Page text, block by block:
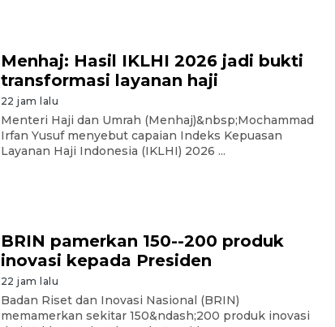
Menhaj: Hasil IKLHI 2026 jadi bukti
transformasi layanan haji
22 jam lalu
Menteri Haji dan Umrah (Menhaj)&nbsp;Mochammad
Irfan Yusuf menyebut capaian Indeks Kepuasan
Layanan Haji Indonesia (IKLHI) 2026 ...
BRIN pamerkan 150--200 produk
inovasi kepada Presiden
22 jam lalu
Badan Riset dan Inovasi Nasional (BRIN)
memamerkan sekitar 150&ndash;200 produk inovasi